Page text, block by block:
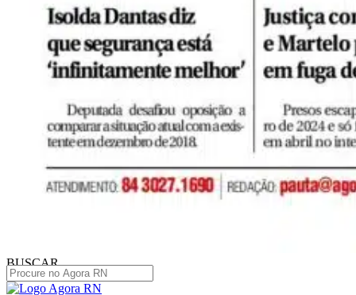
BUSCAR